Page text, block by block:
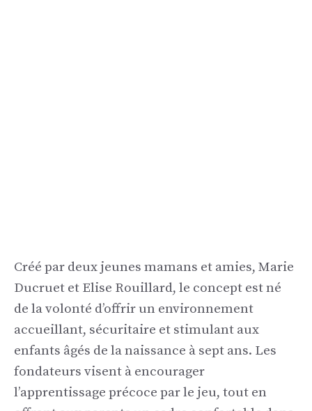
Créé par deux jeunes mamans et amies, Marie
Ducruet et Elise Rouillard, le concept est né
de la volonté d’offrir un environnement
accueillant, sécuritaire et stimulant aux
enfants âgés de la naissance à sept ans. Les
fondateurs visent à encourager
l’apprentissage précoce par le jeu, tout en